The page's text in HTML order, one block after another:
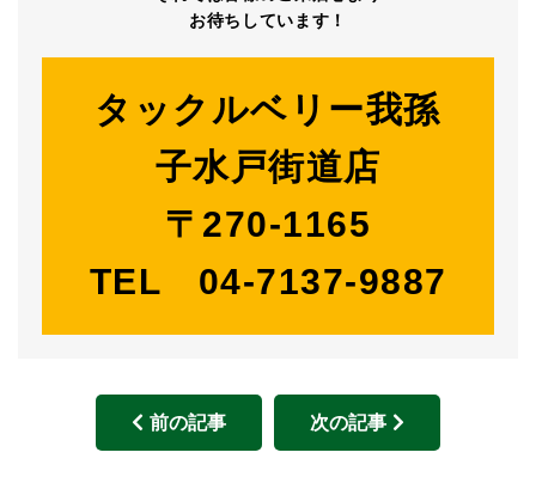
お待ちしています！
タックルベリー我孫
子水戸街道店
〒270-1165
TEL 04-7137-9887
前の記事 次の記事